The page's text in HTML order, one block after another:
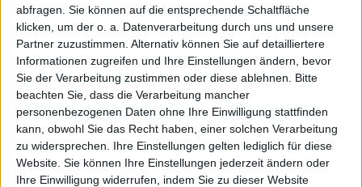
abfragen. Sie können auf die entsprechende Schaltfläche
klicken, um der o. a. Datenverarbeitung durch uns und unsere
Partner zuzustimmen. Alternativ können Sie auf detailliertere
Informationen zugreifen und Ihre Einstellungen ändern, bevor
Sie der Verarbeitung zustimmen oder diese ablehnen.
Bitte
beachten Sie, dass die Verarbeitung mancher
personenbezogenen Daten ohne Ihre Einwilligung stattfinden
kann, obwohl Sie das Recht haben, einer solchen Verarbeitung
zu widersprechen. Ihre Einstellungen gelten lediglich für diese
Website. Sie können Ihre Einstellungen jederzeit ändern oder
Ihre Einwilligung widerrufen, indem Sie zu dieser Website